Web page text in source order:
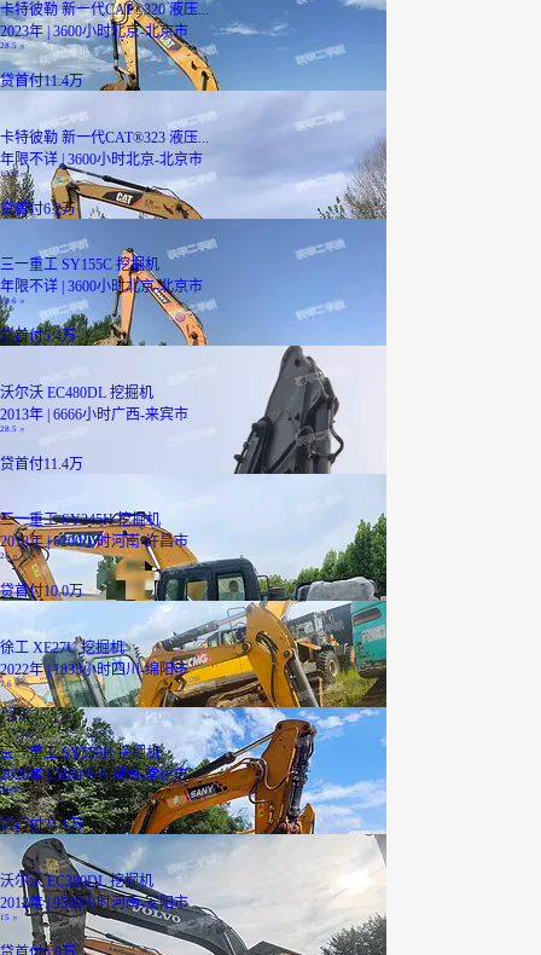
卡特彼勒 新一代CAT®320 液压...
2023年 | 3600小时北京-北京市
28.5万
贷首付11.4万
卡特彼勒 新一代CAT®323 液压...
年限不详 | 3600小时北京-北京市
15.6
贷首付6.2万
三一重工 SY155C 挖掘机
年限不详 | 3600小时北京-北京市
13.6 万
贷首付5.4万
沃尔沃 EC480DL 挖掘机
2013年 | 6666小时广西-来宾市
28.5
贷首付11.4万
三一重工 SY245H 挖掘机
2018年 | 6200小时河南-许昌市
25万
贷首付10.0万
徐工 XE27U 挖掘机
2022年 | 1833小时四川-绵阳市
7.6 万
三一重工 SY550H 挖掘机
2020年 | 5800小时湖南-常德市
52.8万
贷首付21.1万
沃尔沃 EC380DL 挖掘机
2012年 | 9500小时河南-安阳市
15